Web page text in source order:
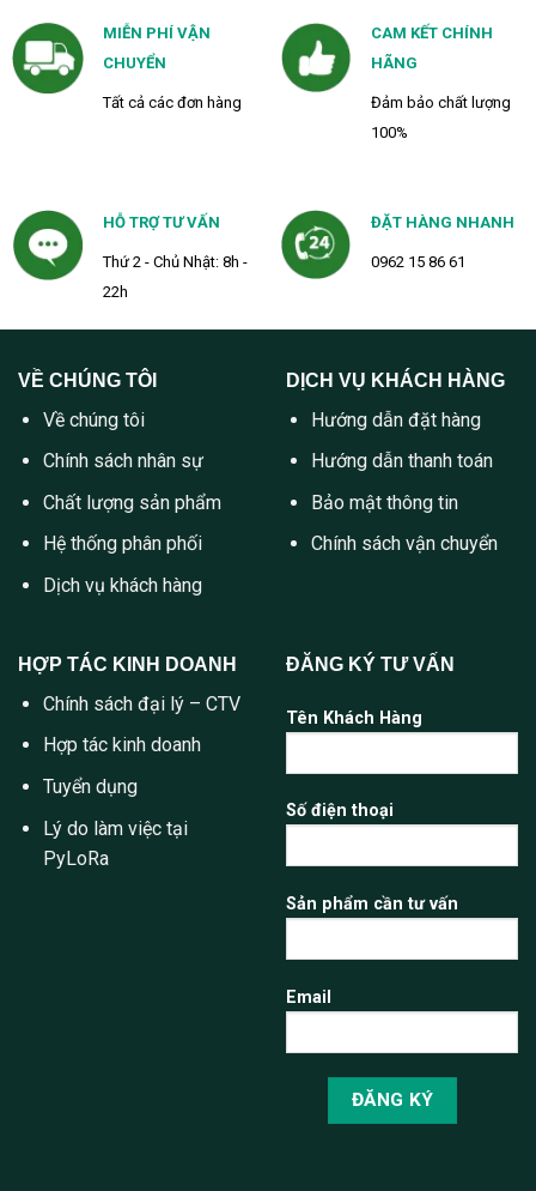
MIỄN PHÍ VẬN
CHUYỂN
Tất cả các đơn hàng
CAM KẾT CHÍNH
HÃNG
Đảm bảo chất lượng
100%
HỖ TRỢ TƯ VẤN
Thứ 2 - Chủ Nhật: 8h -
22h
ĐẶT HÀNG NHANH
0962 15 86 61
VỀ CHÚNG TÔI
Về chúng tôi
Chính sách nhân sự
Chất lượng sản phẩm
Hệ thống phân phối
Dịch vụ khách hàng
DỊCH VỤ KHÁCH HÀNG
Hướng dẫn đặt hàng
Hướng dẫn thanh toán
Bảo mật thông tin
Chính sách vận chuyển
HỢP TÁC KINH DOANH
Chính sách đại lý – CTV
Hợp tác kinh doanh
Tuyển dụng
Lý do làm việc tại
PyLoRa
ĐĂNG KÝ TƯ VẤN
Tên Khách Hàng
Số điện thoại
Sản phẩm cần tư vấn
Email